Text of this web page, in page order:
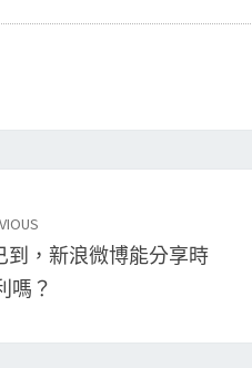
到，新浪微博能分享時
嗎？